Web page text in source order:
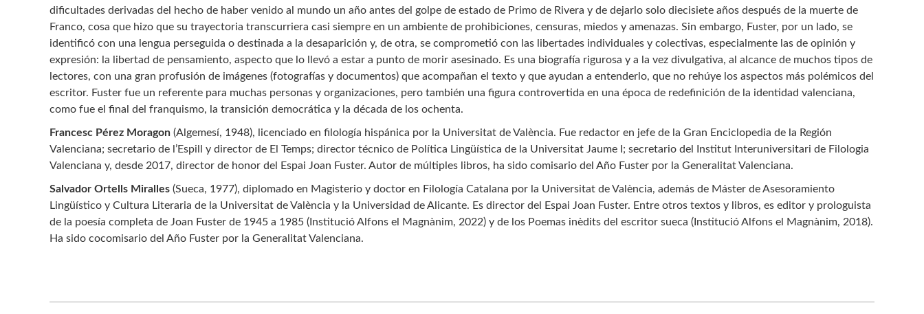
dificultades derivadas del hecho de haber venido al mundo un año antes del golpe de estado de Primo de Rivera y de dejarlo solo diecisiete años después de la muerte de
Franco, cosa que hizo que su trayectoria transcurriera casi siempre en un ambiente de prohibiciones, censuras, miedos y amenazas. Sin embargo, Fuster, por un lado, se
identificó con una lengua perseguida o destinada a la desaparición y, de otra, se comprometió con las libertades individuales y colectivas, especialmente las de opinión y
expresión: la libertad de pensamiento, aspecto que lo llevó a estar a punto de morir asesinado. Es una biografía rigurosa y a la vez divulgativa, al alcance de muchos tipos de
lectores, con una gran profusión de imágenes (fotografías y documentos) que acompañan el texto y que ayudan a entenderlo, que no rehúye los aspectos más polémicos del
escritor. Fuster fue un referente para muchas personas y organizaciones, pero también una figura controvertida en una época de redefinición de la identidad valenciana,
como fue el final del franquismo, la transición democrática y la década de los ochenta.
Francesc Pérez Moragon (Algemesí, 1948), licenciado en filología hispánica por la Universitat de València. Fue redactor en jefe de la Gran Enciclopedia de la Región
Valenciana; secretario de l’Espill y director de El Temps; director técnico de Política Lingüística de la Universitat Jaume I; secretario del Institut Interuniversitari de Filologia
Valenciana y, desde 2017, director de honor del Espai Joan Fuster. Autor de múltiples libros, ha sido comisario del Año Fuster por la Generalitat Valenciana.
Salvador Ortells Miralles (Sueca, 1977), diplomado en Magisterio y doctor en Filología Catalana por la Universitat de València, además de Máster de Asesoramiento
Lingüístico y Cultura Literaria de la Universitat de València y la Universidad de Alicante. Es director del Espai Joan Fuster. Entre otros textos y libros, es editor y prologuista
de la poesía completa de Joan Fuster de 1945 a 1985 (Institució Alfons el Magnànim, 2022) y de los Poemas inèdits del escritor sueca (Institució Alfons el Magnànim, 2018).
Ha sido cocomisario del Año Fuster por la Generalitat Valenciana.